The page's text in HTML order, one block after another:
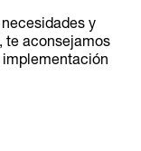
y
te aconsejamos